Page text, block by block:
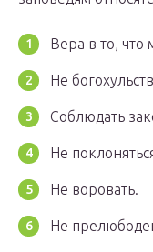
Вера в то,
Не
Соблюдать
Не
Не воровать.
Не